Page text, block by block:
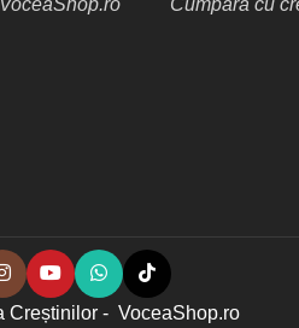
Cumpără cu
Creștinilor - VoceaShop.ro